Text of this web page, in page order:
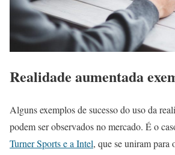
Realidade aumentada
Alguns exemplos de sucesso do uso da
podem ser observados no mercado. É o
Turner Sports e a Intel, que se uniram para